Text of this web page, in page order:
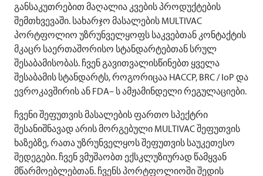
განსაკუთრებით მაღალია კვების პროდუქტების
შემთხვევაში. სახარჯო მასალების MULTIVAC
პორტფოლიო უზრუნველყოფს საკვებთან კონტაქტის
მკაცრ საერთაშორისო სტანდარტებთან სრულ
შესაბამისობას. ჩვენ გავითვალისწინებთ ყველა
შესაბამის სტანდარტს, როგორიცაა HACCP, BRC / IoP და
ევროკავშირის ან FDA– ს ამჟამინდელი რეგულაციები.
ჩვენი შეფუთვის მასალების ფართო სპექტრი
შესანიშნავად არის მორგებული MULTIVACშეფუთვის
ხაზებზე, რათა უზრუნველყოს შეფუთვის საუკეთესო
შედეგები. ჩვენ ვმუშაობთ ექსკლუზიურად წამყვან
მწარმოებლებთან. ჩვენს პორტფოლიოში შედის